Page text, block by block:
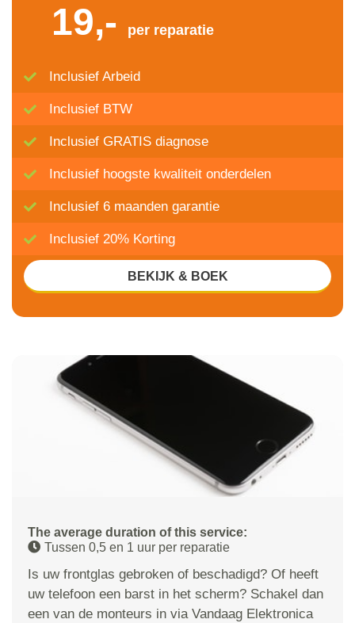
The average duration of this service:
Tussen 0,5 en 1 uur per reparatie
Is uw frontglas gebroken of beschadigd? Of heeft
uw telefoon een barst in het scherm? Schakel dan
een van de monteurs in via Vandaag Elektronica
19,- per reparatie
Inclusief Arbeid
Inclusief BTW
Inclusief GRATIS diagnose
Inclusief hoogste kwaliteit onderdelen
Inclusief 6 maanden garantie
Inclusief 20% Korting
BEKIJK & BOEK